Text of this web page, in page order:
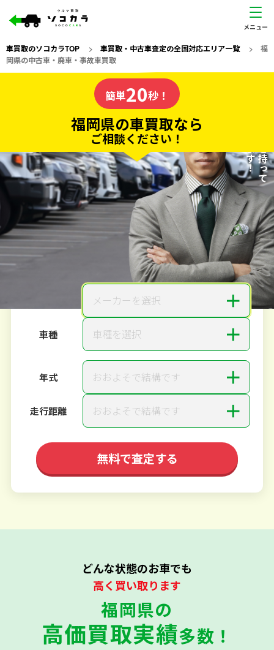
車買取のソコカラTOP > 車買取・中古車査定の全国対応エリア一覧> 福
岡県の中古車・廃車・事故車買取
の車買取なら
ソコカラの
電話か出張か、高い方の査定を提案。
だから高価買取!
私たちが責任を持って
査定いたします！
簡単20秒！
福岡県の車買取なら
ご相談ください！
20秒で入力完了！
無料で カンタンWeb査定
ご依頼いただいたお車を丁寧に査定いたします
メーカーを選択 ＋
車種 車種を選択 ＋
年式 おおよそで結構です ＋
走行距離 おおよそで結構です ＋
無料で査定する
どんな状態のお車でも
高く買い取ります
福岡県の
高価買取実績多数！